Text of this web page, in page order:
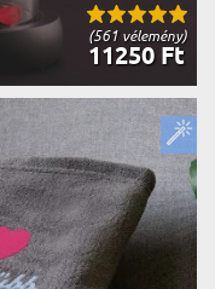
(561 vélemény)
11250 Ft